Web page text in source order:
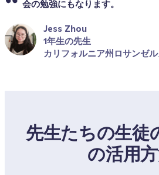
会の勉強にもなります。
Jess Zhou
1年生の先生
カリフォルニア州ロサンゼ
先生たちの生徒
の活用